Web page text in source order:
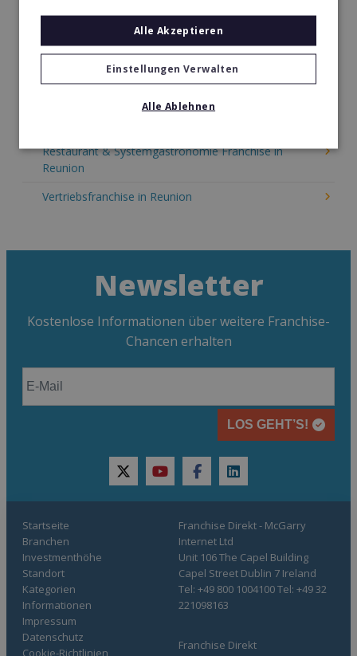
Medien & Werbung Franchise in Reunion
Möbel & Einrichtung Franchise in Reunion
Restaurant & Systemgastronomie Franchise in
Reunion
Vertriebsfranchise in Reunion
Newsletter
Kostenlose Informationen über weitere Franchise-
Chancen erhalten
LOS GEHT’S!
twitteryoutubefacebooklinkedin
Startseite
Branchen
Investmenthöhe
Standort
Kategorien
Informationen
Franchise Direkt
Impressum
Datenschutz
Cookie-Richtlinien
Franchise Direkt - McGarry
Internet Ltd
Unit 106 The Capel Building
Capel Street Dublin 7 Ireland
Tel: +49 800 1004100 Tel: +49 32
221098163
Alle Akzeptieren
Einstellungen Verwalten
Alle Ablehnen